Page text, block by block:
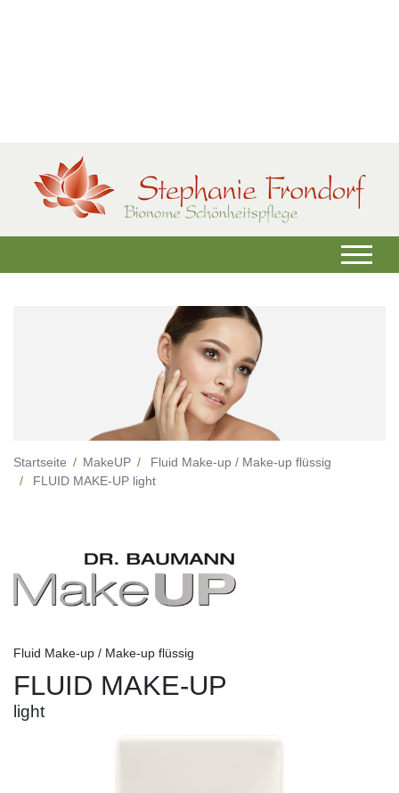
Startseite MakeUP
Fluid Make-up / Make-up flüssig
FLUID MAKE-UP light
Fluid Make-up / Make-up flüssig
FLUID MAKE-UP
light